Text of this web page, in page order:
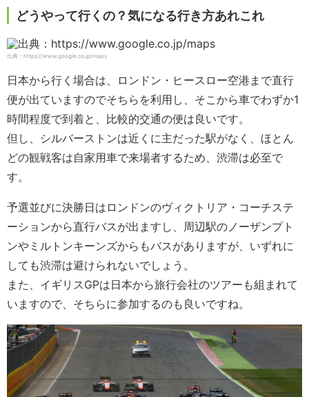
どうやって行くの？気になる行き方あれこれ
出典：https://www.google.co.jp/maps
日本から行く場合は、ロンドン・ヒースロー空港まで直行
便が出ていますのでそちらを利用し、そこから車でわずか1
時間程度で到着と、比較的交通の便は良いです。
但し、シルバーストンは近くに主だった駅がなく、ほとん
どの観戦客は自家用車で来場者するため、渋滞は必至で
す。
予選並びに決勝日はロンドンのヴィクトリア・コーチステ
ーションから直行バスが出ますし、周辺駅のノーザンプト
ンやミルトンキーンズからもバスがありますが、いずれに
しても渋滞は避けられないでしょう。
また、イギリスGPは日本から旅行会社のツアーも組まれて
いますので、そちらに参加するのも良いですね。